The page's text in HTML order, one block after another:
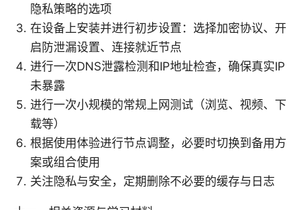
隐私策略的选项
在设备上安装并进行初步设置：选择加密协议、开
启防泄漏设置、连接就近节点
进行一次DNS泄露检测和IP地址检查，确保真实IP
未暴露
进行一次小规模的常规上网测试（浏览、视频、下
载等）
根据使用体验进行节点调整，必要时切换到备用方
案或组合使用
关注隐私与安全，定期删除不必要的缓存与日志